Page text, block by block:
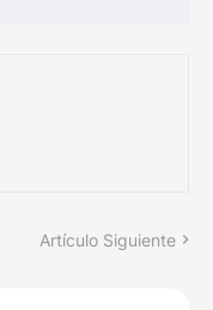
Artículo Siguiente